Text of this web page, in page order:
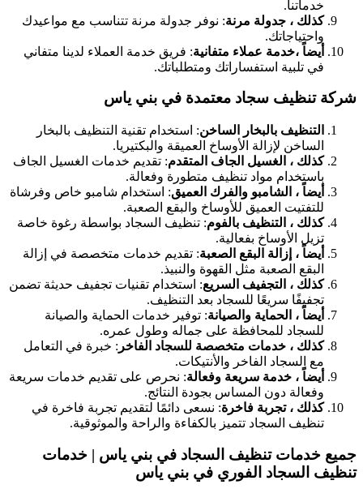
خدماتنا.
كذلك ، جدولة مرنة: نوفر جدولة مرنة تتناسب مع مواعيدك
واحتياجاتك.
أيضاً ،خدمة عملاء متفانية: فريق خدمة العملاء لدينا متفاني
في تلبية استفساراتك ومتطلباتك.
شركة تنظيف سجاد معتمدة في بني ياس
التنظيف بالبخار الساخن: استخدام تقنية التنظيف بالبخار
الساخن لإزالة الأوساخ العميقة والبكتيريا.
كذلك ، الغسيل الجاف المتقدم: تقديم خدمات الغسيل الجاف
باستخدام مواد تنظيف متطورة وفعالة.
أيضاً ، الشامبو والفرك العميق: استخدام شامبو خاص وفرشاة
للتفتيت العميق للأوساخ والبقع الصعبة.
كذلك ، التنظيف بالفوم: تنظيف السجاد بواسطة رغوة خاصة
تزيل الأوساخ بفعالية.
أيضاً ، إزالة البقع الصعبة: تقديم خدمات متخصصة في إزالة
البقع الصعبة مثل القهوة والنبيذ.
كذلك ، التجفيف السريع: استخدام تقنيات تجفيف حديثة تضمن
تجفيفًا سريعًا للسجاد بعد التنظيف.
أيضاً ، الحماية والصيانة: توفير خدمات الحماية والصيانة
للسجاد للمحافظة على جماله وطول عمره.
كذلك ، خدمات متخصصة للسجاد الفاخر : خبرة في التعامل
مع السجاد الفاخر والأنتيكات.
أيضاً ، خدمة سريعة وفعالة: نحرص على تقديم خدمات سريعة
وفعالة دون المساس بجودة النتائج.
كذلك ، تجربة فاخرة: نسعى دائمًا لتقديم تجربة فاخرة في
تنظيف السجاد تتميز بالكفاءة والراحة والموثوقية.
جميع خدمات تنظيف السجاد في بني ياس | خدمات
تنظيف السجاد الفوري في بني ياس